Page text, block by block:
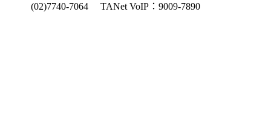
(02)7740-7064
TANet VoIP：9009-7890